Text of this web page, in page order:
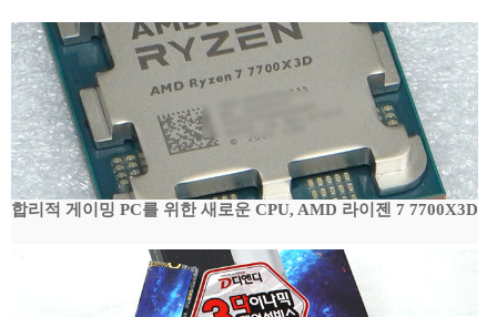
합리적 게이밍 PC를 위한 새로운 CPU, AMD 라이젠 7 7700X3D